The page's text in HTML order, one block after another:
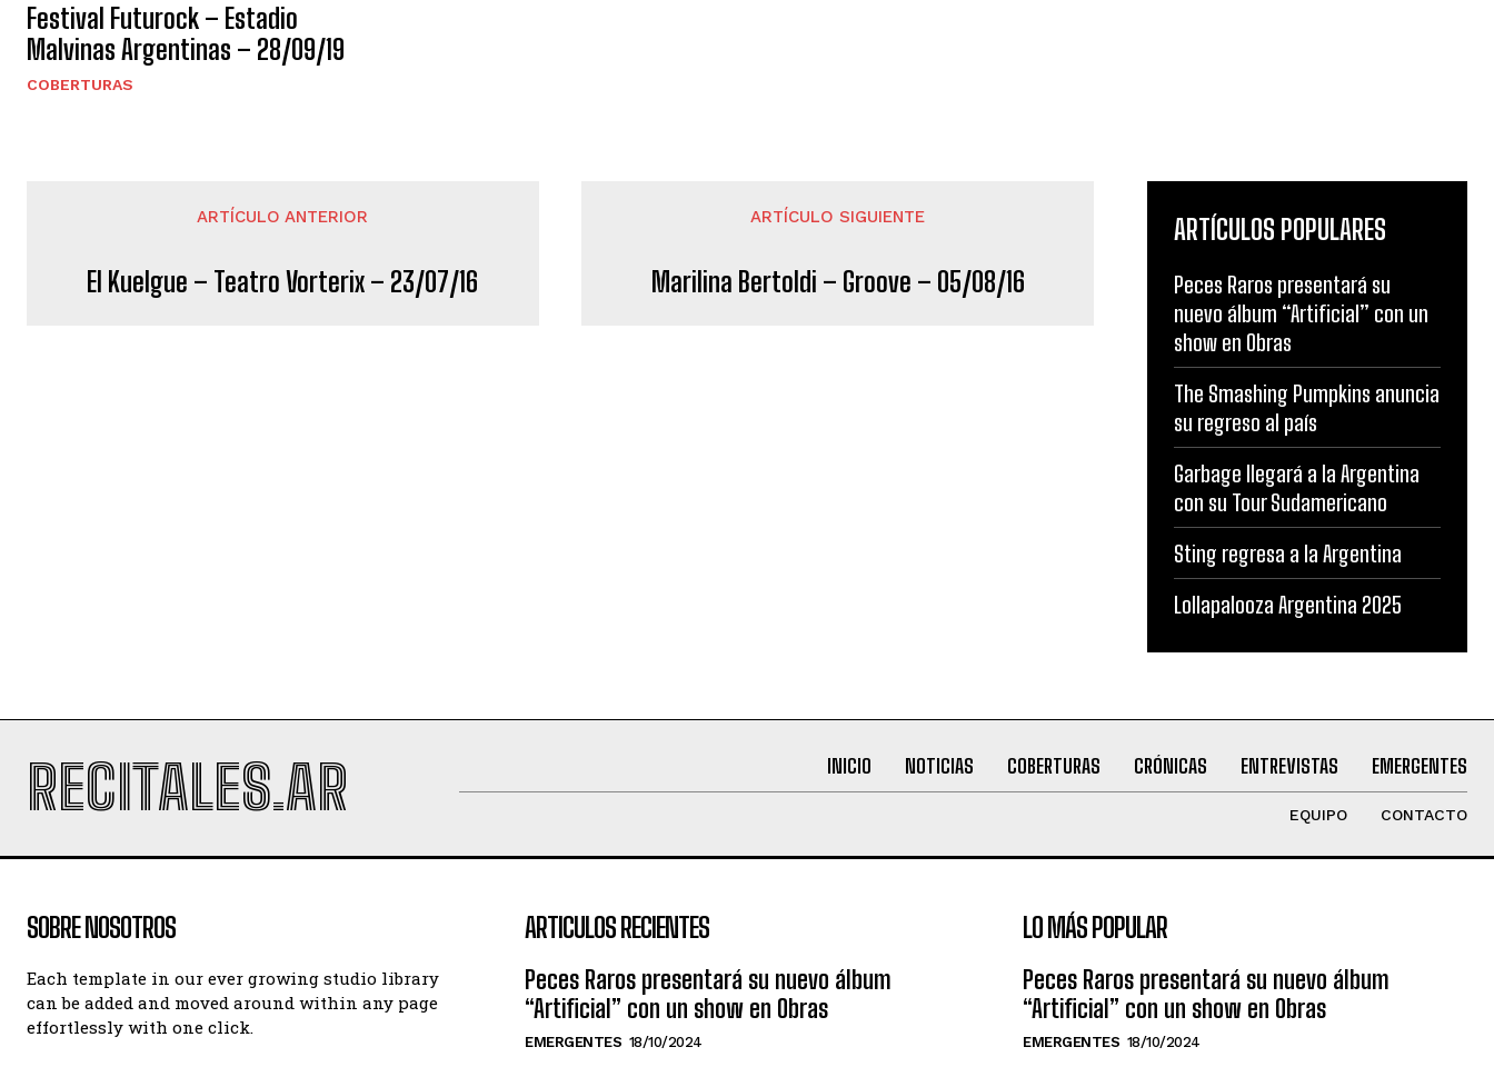
Festival Futurock – Estadio
Malvinas Argentinas – 28/09/19
COBERTURAS
ARTÍCULO ANTERIOR
El Kuelgue – Teatro Vorterix – 23/07/16
ARTÍCULO SIGUIENTE
Marilina Bertoldi – Groove – 05/08/16
ARTÍCULOS POPULARES
Peces Raros presentará su
nuevo álbum “Artificial” con un
show en Obras
The Smashing Pumpkins anuncia
su regreso al país
Garbage llegará a la Argentina
con su Tour Sudamericano
Sting regresa a la Argentina
Lollapalooza Argentina 2025
RECITALES.AR INICIO NOTICIAS COBERTURAS CRÓNICAS ENTREVISTAS EMERGENTES
EQUIPO CONTACTO
SOBRE NOSOTROS
Each template in our ever growing studio library
can be added and moved around within any page
effortlessly with one click.
ARTICULOS RECIENTES
Peces Raros presentará su nuevo álbum
“Artificial” con un show en Obras
EMERGENTES 18/10/2024
LO MÁS POPULAR
Peces Raros presentará su nuevo álbum
“Artificial” con un show en Obras
EMERGENTES 18/10/2024